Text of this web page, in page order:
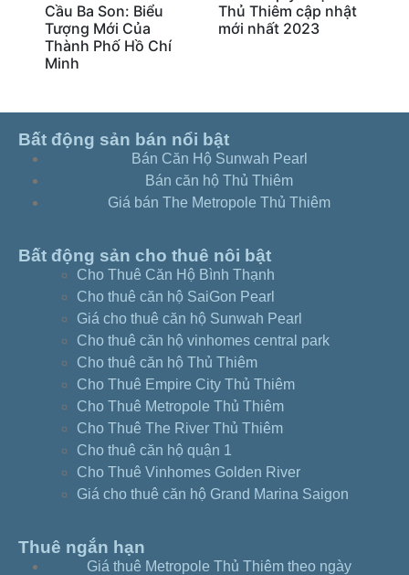
Cầu Ba Son: Biểu
Tượng Mới Của
Thành Phố Hồ Chí
Minh
Thủ Thiêm cập nhật
mới nhất 2023
Bất động sản bán nổi bật
Bán Căn Hộ Sunwah Pearl
Bán căn hộ Thủ Thiêm
Giá bán The Metropole Thủ Thiêm
Bất động sản cho thuê nôi bật
Cho Thuê Căn Hộ Bình Thạnh
Cho thuê căn hộ SaiGon Pearl
Giá cho thuê căn hộ Sunwah Pearl
Cho thuê căn hộ vinhomes central park
Cho thuê căn hộ Thủ Thiêm
Cho Thuê Empire City Thủ Thiêm
Cho Thuê Metropole Thủ Thiêm
Cho Thuê The River Thủ Thiêm
Cho thuê căn hộ quận 1
Cho Thuê Vinhomes Golden River
Giá cho thuê căn hộ Grand Marina Saigon
Thuê ngắn hạn
Giá thuê Metropole Thủ Thiêm theo ngày